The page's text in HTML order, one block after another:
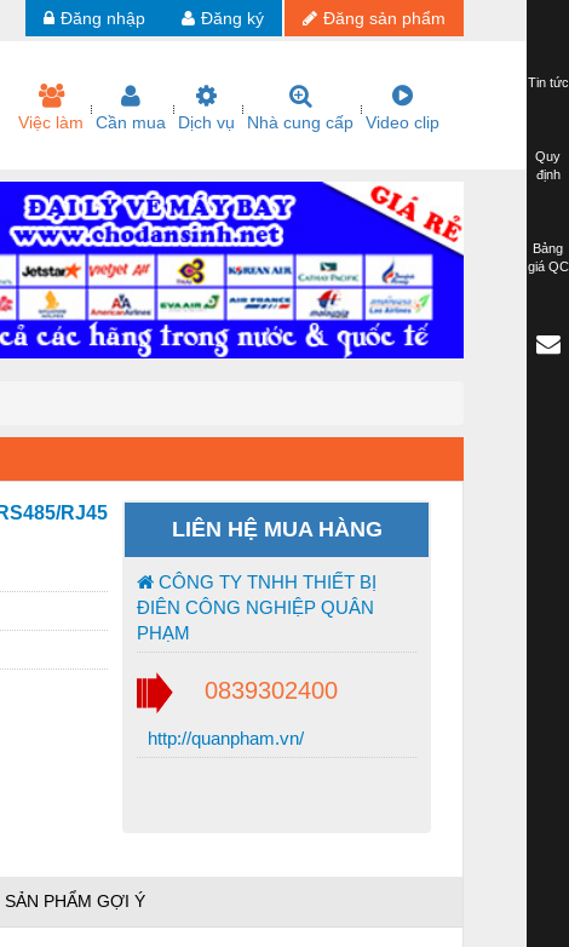
Đăng sản phẩm
Đăng ký
Đăng nhập
Việc làm Cần mua Dịch vụ Nhà cung cấp Video clip
RJ45
LIÊN HỆ MUA HÀNG
CÔNG TY TNHH THIẾT BỊ
ĐIÊN CÔNG NGHIỆP QUÂN
PHẠM
0839302400
http://quanpham.vn/
SẢN PHẨM GỢI Ý
Tin tức
Quy
định
Bảng
giá QC